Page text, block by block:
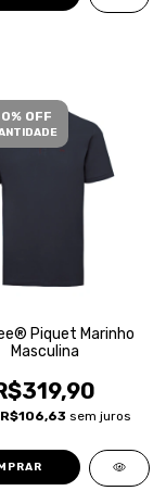
OFF
Piquet Marinho
Masculina
R$106,63 sem juros